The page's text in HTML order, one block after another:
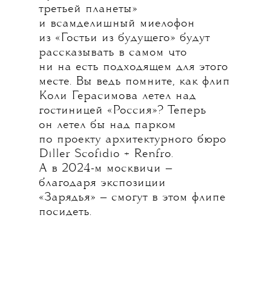
третьей планеты»
и всамделишный миелофон
из «Гостьи из будущего» будут
рассказывать в самом что
ни на есть подходящем для этого
месте. Вы ведь помните, как флип
Коли Герасимова летел над
гостиницей «Россия»? Теперь
он летел бы над парком
по проекту архитектурного бюро
Diller Scofidio + Renfro.
А в 2024-м москвичи —
благодаря экспозиции
«Зарядья» — смогут в этом флипе
посидеть.